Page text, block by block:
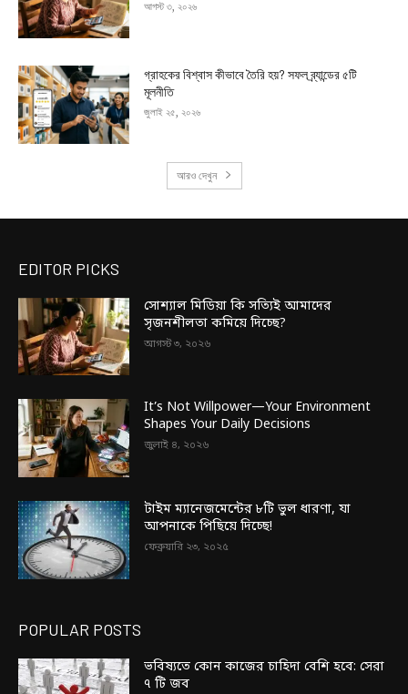
আগস্ট ৩, ২০২৬
গ্রাহকের বিশ্বাস কীভাবে তৈরি হয়? সফল ব্র্যান্ডের ৫টি
মূলনীতি
জুলাই ২৫, ২০২৬
আরও দেখুন
EDITOR PICKS
সোশ্যাল মিডিয়া কি সত্যিই আমাদের
সৃজনশীলতা কমিয়ে দিচ্ছে?
আগস্ট ৩, ২০২৬
It’s Not Willpower—Your Environment
Shapes Your Daily Decisions
জুলাই ৪, ২০২৬
টাইম ম্যানেজমেন্টের ৮টি ভুল ধারণা, যা
আপনাকে পিছিয়ে দিচ্ছে!
ফেব্রুয়ারি ২৩, ২০২৫
POPULAR POSTS
ভবিষ্যতে কোন কাজের চাহিদা বেশি হবে: সেরা
৭ টি জব